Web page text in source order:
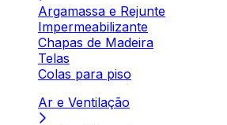
Argamassa e Rejunte
Impermeabilizante
Chapas de Madeira
Telas
Colas para piso
Ar e Ventilação